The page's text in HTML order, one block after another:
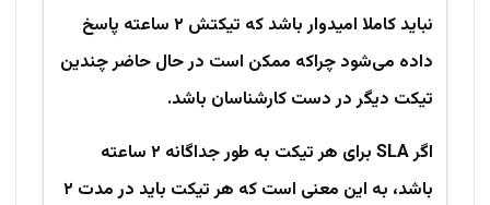
نباید کاملا امیدوار باشد که تیکتش ۲ ساعته پاسخ
داده می‌شود چراکه ممکن است در حال حاضر چندین
تیکت دیگر در دست کارشناسان باشد.
اگر SLA برای هر تیکت به طور جداگانه ۲ ساعته
باشد، به این معنی است که هر تیکت باید در مدت ۲